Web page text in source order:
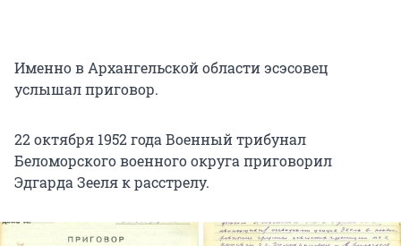
Именно в Архангельской области эсэсовец
услышал приговор.
22 октября 1952 года Военный трибунал
Беломорского военного округа приговорил
Эдгарда Зееля к расстрелу.